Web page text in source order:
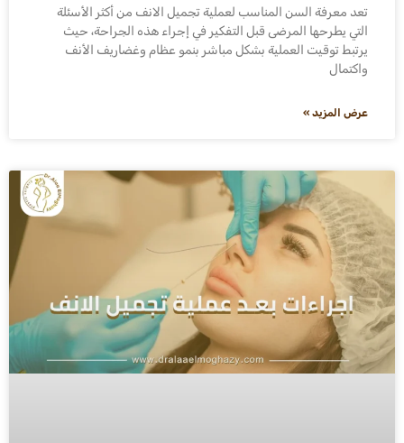
تعد معرفة السن المناسب لعملية تجميل الانف من أكثر الأسئلة
التي يطرحها المرضى قبل التفكير في إجراء هذه الجراحة، حيث
يرتبط توقيت العملية بشكل مباشر بنمو عظام وغضاريف الأنف
واكتمال
عرض المزيد »